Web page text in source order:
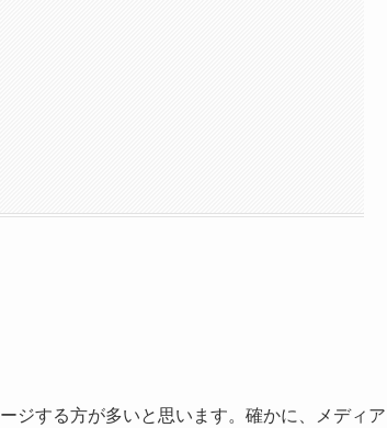
ジする方が多いと思います。確かに、メディア